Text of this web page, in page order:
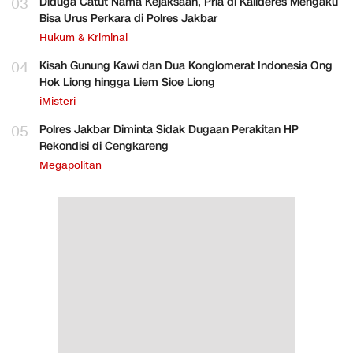
03
Bisa Urus Perkara di Polres Jakbar
Hukum & Kriminal
04
Kisah Gunung Kawi dan Dua Konglomerat Indonesia Ong
Hok Liong hingga Liem Sioe Liong
iMisteri
05
Polres Jakbar Diminta Sidak Dugaan Perakitan HP
Rekondisi di Cengkareng
Megapolitan